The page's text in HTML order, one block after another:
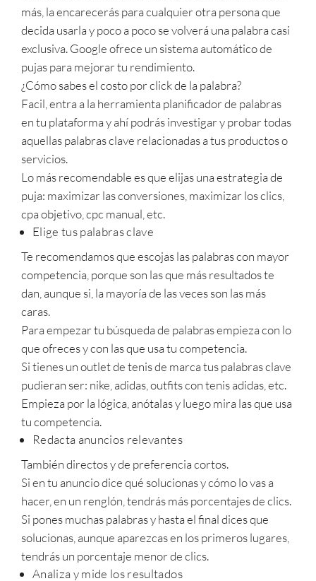
más, la encarecerás para cualquier otra persona que
decida usarla y poco a poco se volverá una palabra casi
exclusiva. Google ofrece un sistema automático de
pujas para mejorar tu rendimiento.
¿Cómo sabes el costo por click de la palabra?
Facil, entra a la herramienta planificador de palabras
en tu plataforma y ahí podrás investigar y probar todas
aquellas palabras clave relacionadas a tus productos o
servicios.
Lo más recomendable es que elijas una estrategia de
puja: maximizar las conversiones, maximizar los clics,
cpa objetivo, cpc manual, etc.
Elige tus palabras clave
Te recomendamos que escojas las palabras con mayor
competencia, porque son las que más resultados te
dan, aunque si, la mayoría de las veces son las más
caras.
Para empezar tu búsqueda de palabras empieza con lo
que ofreces y con las que usa tu competencia.
Si tienes un outlet de tenis de marca tus palabras clave
pudieran ser: nike, adidas, outfits con tenis adidas, etc.
Empieza por la lógica, anótalas y luego mira las que usa
tu competencia.
Redacta anuncios relevantes
También directos y de preferencia cortos.
Si en tu anuncio dice qué solucionas y cómo lo vas a
hacer, en un renglón, tendrás más porcentajes de clics.
Si pones muchas palabras y hasta el final dices que
solucionas, aunque aparezcas en los primeros lugares,
tendrás un porcentaje menor de clics.
Analiza y mide los resultados